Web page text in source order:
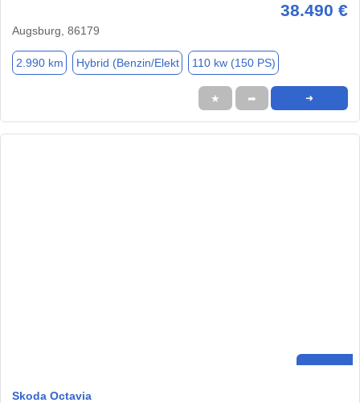
38.490 €
Augsburg, 86179
2.990 km Hybrid (Benzin/Elekt 110 kw (150 PS)
★ ➦ ➜
Skoda Octavia